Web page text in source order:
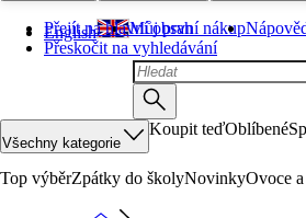
Přejít na hlavní obsah
Přeskočit na vyhledávání
English Můj první nákup
Všechny kategorie
Koupit teďOblíbené
Top výběrZpátky do školyNovinkyOvoce